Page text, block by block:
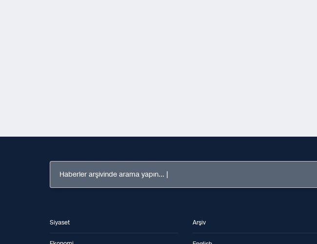
Haberler arşivinde arama yapın...
Siyaset Arşiv